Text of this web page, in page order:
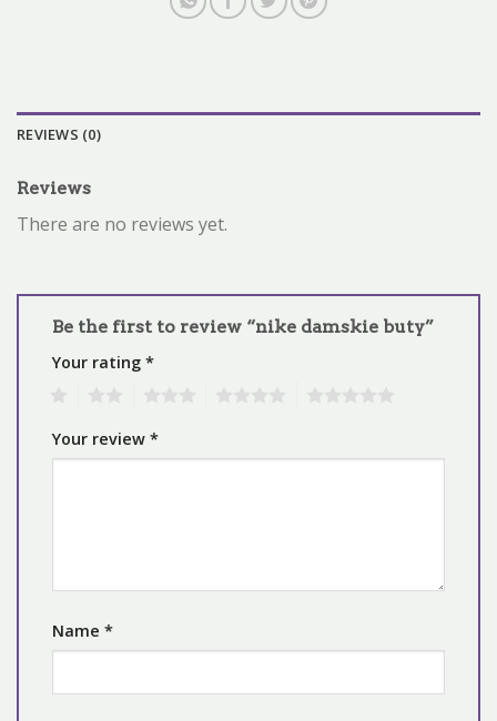
REVIEWS (0)
Reviews
There are no reviews yet.
Be the first to review “nike damskie buty”
Your rating *
Your review *
Name *